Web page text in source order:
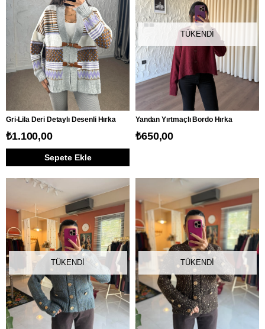
Gri-Lila Deri Detaylı Desenli Hırka
₺1.100,00
Sepete Ekle
TÜKENDI
Yandan Yırtmaçlı Bordo Hırka
₺650,00
TÜKENDI TÜKENDI